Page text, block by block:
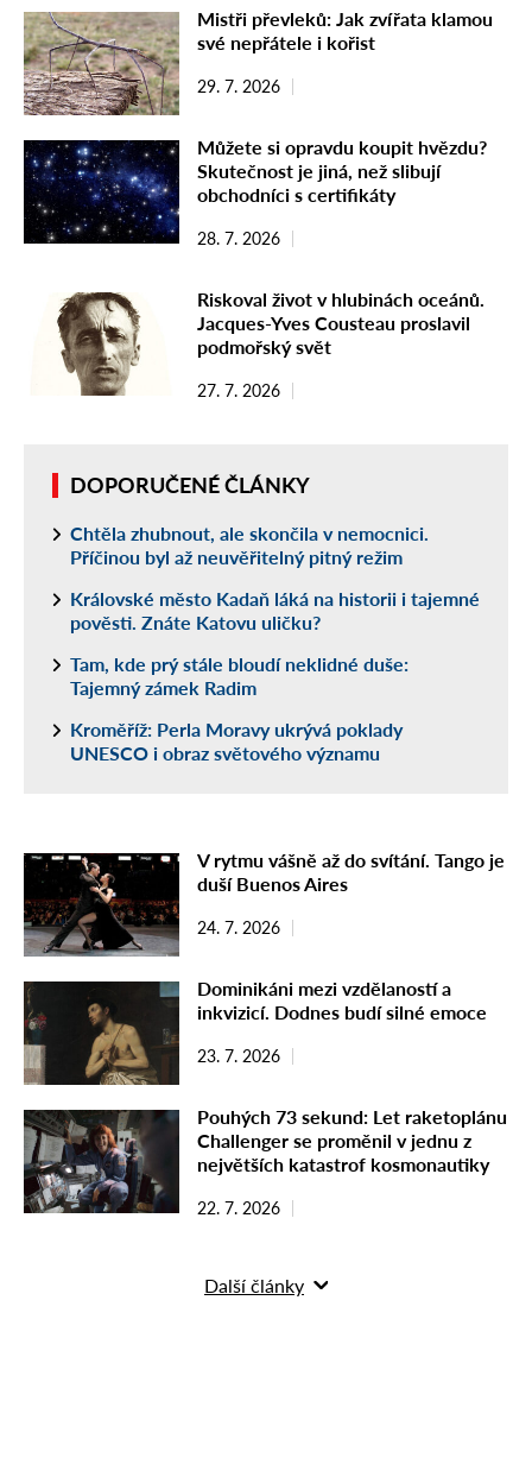
Mistři převleků: Jak zvířata klamou
své nepřátele i kořist
29. 7. 2026
Můžete si opravdu koupit hvězdu?
Skutečnost je jiná, než slibují
obchodníci s certifikáty
28. 7. 2026
Riskoval život v hlubinách oceánů.
Jacques-Yves Cousteau proslavil
podmořský svět
27. 7. 2026
DOPORUČENÉ ČLÁNKY
Chtěla zhubnout, ale skončila v nemocnici.
Příčinou byl až neuvěřitelný pitný režim
Královské město Kadaň láká na historii i tajemné
pověsti. Znáte Katovu uličku?
Tam, kde prý stále bloudí neklidné duše:
Tajemný zámek Radim
Kroměříž: Perla Moravy ukrývá poklady
UNESCO i obraz světového významu
V rytmu vášně až do svítání. Tango je
duší Buenos Aires
24. 7. 2026
Dominikáni mezi vzdělaností a
inkvizicí. Dodnes budí silné emoce
23. 7. 2026
Pouhých 73 sekund: Let raketoplánu
Challenger se proměnil v jednu z
největších katastrof kosmonautiky
22. 7. 2026
Další články